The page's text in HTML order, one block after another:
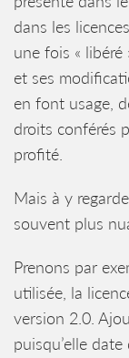
dans les
une fois «
et ses
en font usage,
droits conférés
profité.
Mais à y
souvent plus
Prenons par
utilisée, la
version 2.0.
puisqu’elle